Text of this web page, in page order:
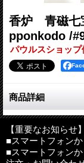
香炉 青磁七
pponkodo /
パウルスショップ
商品詳細
七宝柄の小ぶりな
香をこれからはじ
商品です。
【重要なお知らせ】
■スマートフォン
■スマートフォン